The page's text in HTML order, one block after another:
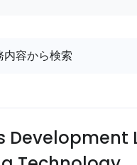
容から検索
Development